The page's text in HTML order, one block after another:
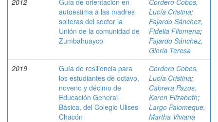
2012
Guía de orientación en
autoestima a las madres
solteras del sector la
Unión de la comunidad de
Zumbahuayco
Cordero Cobos,
Lucía Cristina;
Fajardo Sánchez,
Fidelia Filomena;
Fajardo Sánchez,
Gloria Teresa
2019
Guía de resiliencia para
los estudiantes de octavo,
noveno y décimo de
Educación General
Básica, del Colegio Ulises
Chacón
Cordero Cobos,
Lucía Cristina;
Cabrera Pazos,
Karen Elizabeth;
Largo Palomeque,
Martha Viviana